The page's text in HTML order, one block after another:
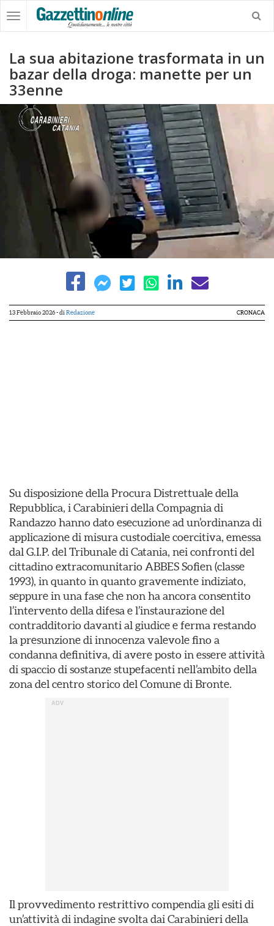
La sua abitazione trasformata in un
bazar della droga: manette per un
33enne
13 Febbraio 2026- di Redazione CRONACA
Su disposizione della Procura Distrettuale della
Repubblica, i Carabinieri della Compagnia di
Randazzo hanno dato esecuzione ad un’ordinanza di
applicazione di misura custodiale coercitiva, emessa
dal G.I.P. del Tribunale di Catania, nei confronti del
cittadino extracomunitario ABBES Sofien (classe
1993), in quanto in quanto gravemente indiziato,
seppure in una fase che non ha ancora consentito
l’intervento della difesa e l’instaurazione del
contradditorio davanti al giudice e ferma restando
la presunzione di innocenza valevole fino a
condanna definitiva, di avere posto in essere attività
di spaccio di sostanze stupefacenti nell’ambito della
zona del centro storico del Comune di Bronte.
Il provvedimento restrittivo compendia gli esiti di
un’attività di indagine svolta dai Carabinieri della